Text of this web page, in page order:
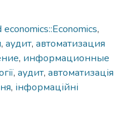
,
, аудит, автоматизация
, информационные
, аудит, автоматизація
, інформаційні